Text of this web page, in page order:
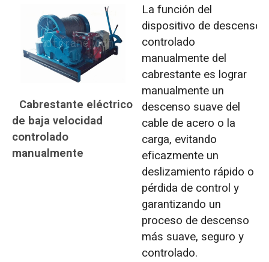
Cabrestante eléctrico
de baja velocidad
controlado
manualmente
La función del
dispositivo de descenso
controlado
manualmente del
cabrestante es lograr
manualmente un
descenso suave del
cable de acero o la
carga, evitando
eficazmente un
deslizamiento rápido o
pérdida de control y
garantizando un
proceso de descenso
más suave, seguro y
controlado.